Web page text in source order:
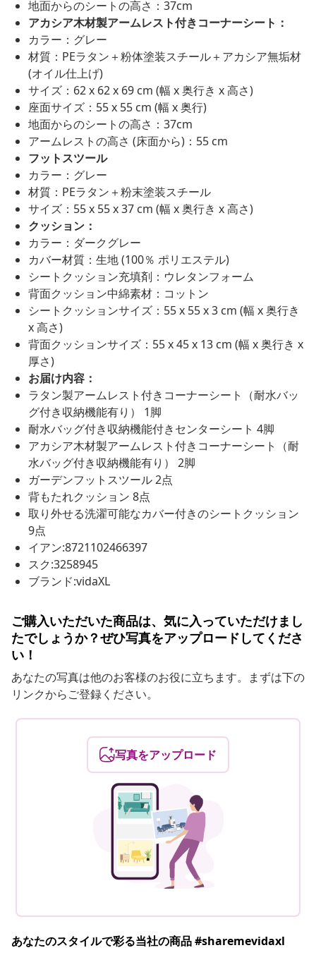
地面からのシートの高さ：37cm
アカシア木材製アームレスト付きコーナーシート：
カラー：グレー
材質：PEラタン＋粉体塗装スチール＋アカシア無垢材
(オイル仕上げ)
サイズ：62 x 62 x 69 cm (幅 x 奥行き x 高さ)
座面サイズ：55 x 55 cm (幅 x 奥行)
地面からのシートの高さ：37cm
アームレストの高さ (床面から)：55 cm
フットスツール
カラー：グレー
材質：PEラタン＋粉末塗装スチール
サイズ：55 x 55 x 37 cm (幅 x 奥行き x 高さ)
クッション：
カラー：ダークグレー
カバー材質：生地 (100％ ポリエステル)
シートクッション充填剤：ウレタンフォーム
背面クッション中綿素材：コットン
シートクッションサイズ：55 x 55 x 3 cm (幅 x 奥行き
x 高さ)
背面クッションサイズ：55 x 45 x 13 cm (幅 x 奥行き x
厚さ)
お届け内容：
ラタン製アームレスト付きコーナーシート（耐水バッ
グ付き収納機能有り） 1脚
耐水バッグ付き収納機能付きセンターシート 4脚
アカシア木材製アームレスト付きコーナーシート（耐
水バッグ付き収納機能有り） 2脚
ガーデンフットスツール 2点
背もたれクッション 8点
取り外せる洗濯可能なカバー付きのシートクッション
9点
イアン:8721102466397
スク:3258945
ブランド:vidaXL
ご購入いただいた商品は、気に入っていただけまし
たでしょうか？ぜひ写真をアップロードしてくださ
い！
あなたの写真は他のお客様のお役に立ちます。まずは下の
リンクからご登録ください。
写真をアップロード
あなたのスタイルで彩る当社の商品 #sharemevidaxl